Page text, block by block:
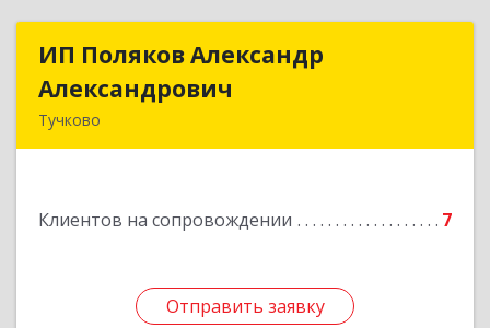
ИП Поляков Александр
Александрович
Тучково
Клиентов на сопровождении 7
Отправить заявку
ИП Поляков Александр
Подробнее
Отправить заявку